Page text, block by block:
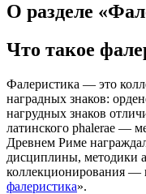
О разделе
Что такое
Фалеристика — это
наградных знаков:
нагрудных знаков
латинского phalerae —
Древнем Риме
дисциплины, методики
коллекционирования —
фалеристика».